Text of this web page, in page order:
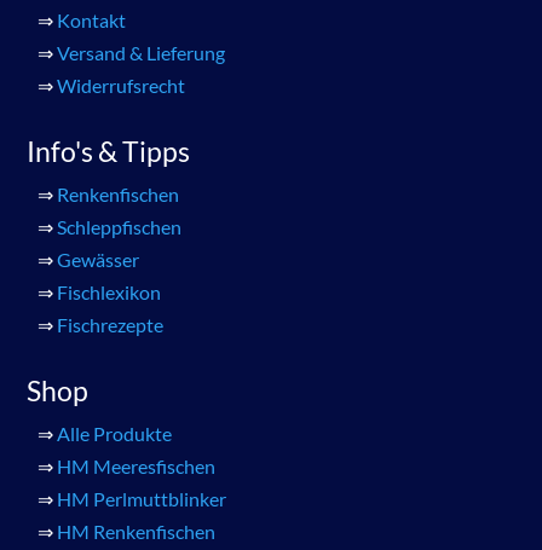
⇒ Kontakt
⇒Versand & Lieferung
⇒Widerrufsrecht
Info's & Tipps
⇒ Renkenfischen
⇒Schleppfischen
⇒Gewässer
⇒ Fischlexikon
⇒ Fischrezepte
Shop
⇒Alle Produkte
⇒ HM Meeresfischen
⇒ HM Perlmuttblinker
⇒ HM Renkenfischen